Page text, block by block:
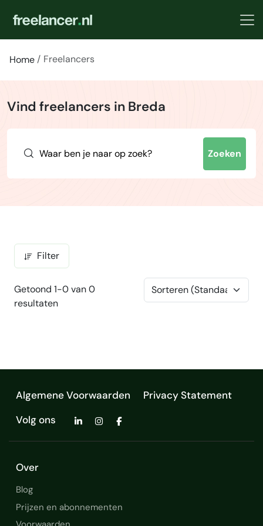
Home Freelancers
Vind freelancers in Breda
Zoeken
Filter
Getoond 1-0 van 0
resultaten
Algemene Voorwaarden
Privacy Statement
Volg ons
Over
Blog
Prijzen en abonnementen